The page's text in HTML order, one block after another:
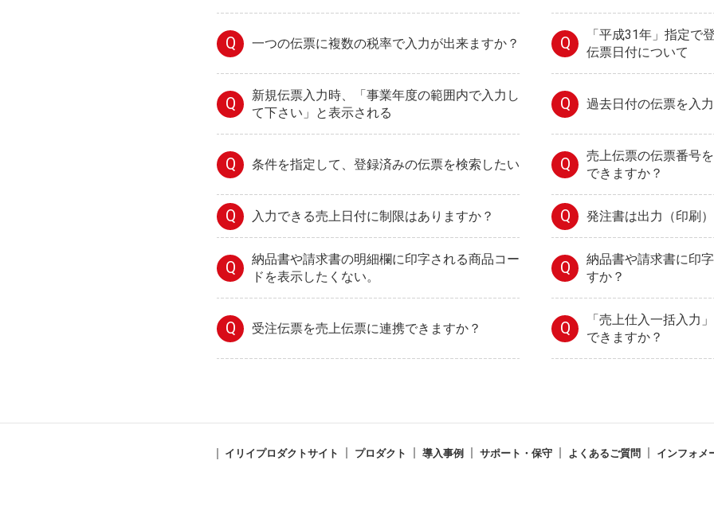
Q 一つの伝票に複数の税率で入力が出来ますか？ Q
「平成31年」指定で
伝票日付について
Q
新規伝票入力時、「事業年度の範囲内で入力し
て下さい」と表示される
Q 過去日付の伝票を入
Q 条件を指定して、登録済みの伝票を検索したい Q
売上伝票の伝票番号
できますか？
Q 入力できる売上日付に制限はありますか？ Q 発注書は出力（印刷
Q
納品書や請求書の明細欄に印字される商品コー
ドを表示したくない。
Q
納品書や請求書に印
すか？
Q 受注伝票を売上伝票に連携できますか？ Q
「売上仕入一括入力
できますか？
イリイプロダクトサイト プロダクト 導入事例 サポート・保守 よくあるご質問 インフォメ